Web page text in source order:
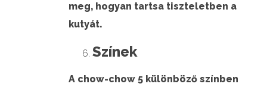
meg, hogyan tartsa tiszteletben a
kutyát.
Színek
A chow-chow 5 különböző színben